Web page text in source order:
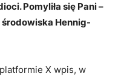
Pomyliła się Pani –
Hennig-
X wpis, w